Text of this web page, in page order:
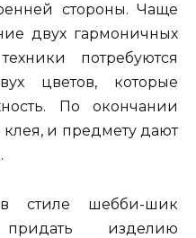
стороны. Чаще
двух гармоничных
потребуются
цветов, которые
По окончании
клея, и предмету дают
стиле шебби-шик
изделию